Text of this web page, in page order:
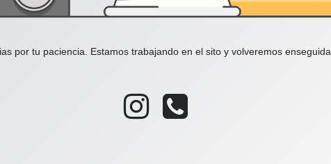
por tu paciencia. Estamos trabajando en el sito y volveremos enseguida.